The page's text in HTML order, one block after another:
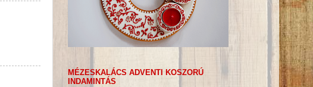
MÉZESKALÁCS ADVENTI KOSZORÚ
INDAMINTÁS